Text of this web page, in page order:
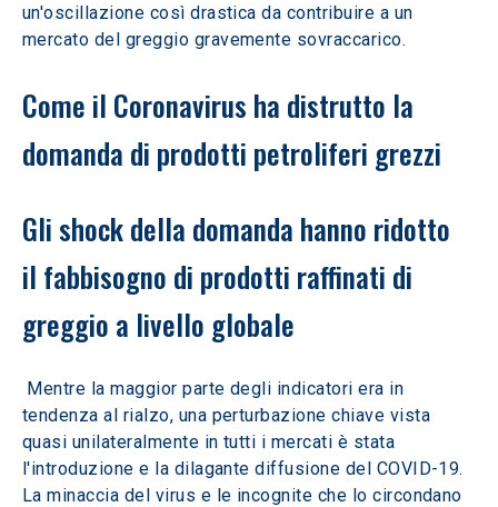
un'oscillazione così drastica da contribuire a un
mercato del greggio gravemente sovraccarico.
Come il Coronavirus ha distrutto la
domanda di prodotti petroliferi grezzi
Gli shock della domanda hanno ridotto
il fabbisogno di prodotti raffinati di
greggio a livello globale
tendenza al rialzo, una perturbazione chiave vista
quasi unilateralmente in tutti i mercati è stata
l'introduzione e la dilagante diffusione del COVID-19.
La minaccia del virus e le incognite che lo circondano